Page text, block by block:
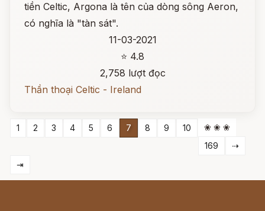
tiền Celtic, Argona là tên của dòng sông Aeron,
có nghĩa là "tàn sát".
11-03-2021
⭐ 4.8
2,758 lượt đọc
Thần thoại Celtic - Ireland
1 2 3 4 5 6 7 8 9 10
❀ ❀ ❀
169
⇢
⇥